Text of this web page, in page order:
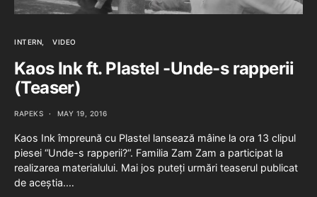
INTERN VIDEO
Kaos Ink ft. Plastel -Unde-s rapperii
(Teaser)
RAPEKS MAY 19, 2016
Kaos Ink împreună cu Plastel lansează mâine la ora 13 clipul
piesei “Unde-s rapperii?“. Familia Zam Zam a participat la
realizarea materialului. Mai jos puteți urmări teaserul publicat
de aceștia.…